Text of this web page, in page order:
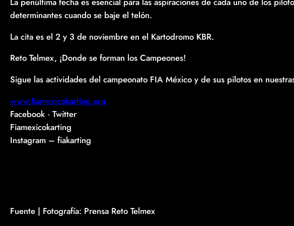
determinantes cuando se baje el telón.
La cita es el 2 y 3 de noviembre en el Kartodromo KBR.
Reto Telmex, ¡Donde se forman los Campeones!
Sigue las actividades del campeonato FIA México y de sus pilotos en
www.fiamexicokarting.org
Facebook · Twitter
Fiamexicokarting
Instagram – fiakarting
Fuente | Fotografía: Prensa Reto Telmex